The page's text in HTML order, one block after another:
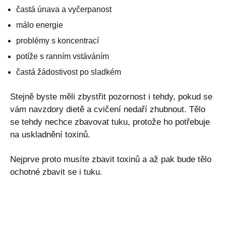
častá únava a vyčerpanost
málo energie
problémy s koncentrací
potíže s ranním vstáváním
častá žádostivost po sladkém
Stejně byste měli zbystřit pozornost i tehdy, pokud se
vám navzdory dietě a cvičení nedaří zhubnout. Tělo
se tehdy nechce zbavovat tuku, protože ho potřebuje
na uskladnění toxinů.
Nejprve proto musíte zbavit toxinů a až pak bude tělo
ochotné zbavit se i tuku.